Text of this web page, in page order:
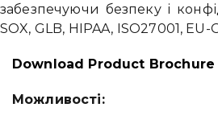
забезпечуючи безпеку і
SOX, GLB, HIPAA, ISO27001, EU-
Download Product Brochure
Можливості:
Привіт 👋, чим тобі
Ми зазвичай